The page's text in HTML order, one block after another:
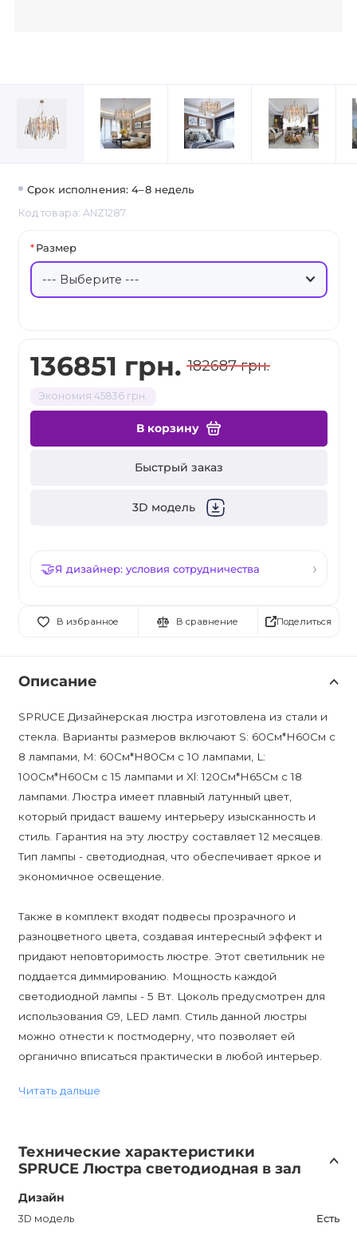
Срок исполнения: 4–8 недель
Код товара: ANZ1287
136851 грн. 182687 грн.
Экономия 45836 грн.
В корзину
Быстрый заказ
3D модель
Я дизайнер: условия сотрудничества
В избранное В сравнение
Размер
Поделиться
Описание
SPRUCE Дизайнерская люстра изготовлена из стали и
стекла. Варианты размеров включают S: 60См*H60См с
8 лампами, M: 60См*H80См с 10 лампами, L:
100См*H60См с 15 лампами и Xl: 120См*H65См с 18
лампами. Люстра имеет плавный латунный цвет,
который придаст вашему интерьеру изысканность и
стиль. Гарантия на эту люстру составляет 12 месяцев.
Тип лампы - светодиодная, что обеспечивает яркое и
экономичное освещение.
Также в комплект входят подвесы прозрачного и
разноцветного цвета, создавая интересный эффект и
придают неповторимость люстре. Этот светильник не
поддается диммированию. Мощность каждой
светодиодной лампы - 5 Вт. Цоколь предусмотрен для
использования G9, LED ламп. Стиль данной люстры
можно отнести к постмодерну, что позволяет ей
органично вписаться практически в любой интерьер.
SPRUCE Дизайнерская люстра будет отличным
высококачественных материалов, обеспечивая
прочность и долговечность. Он улучшит качество света
в вашем доме, подчеркивая красоту и характер вашего
пространства.
Читать дальше
Технические характеристики
SPRUCE Люстра светодиодная в зал
Дизайн
3D модель Есть